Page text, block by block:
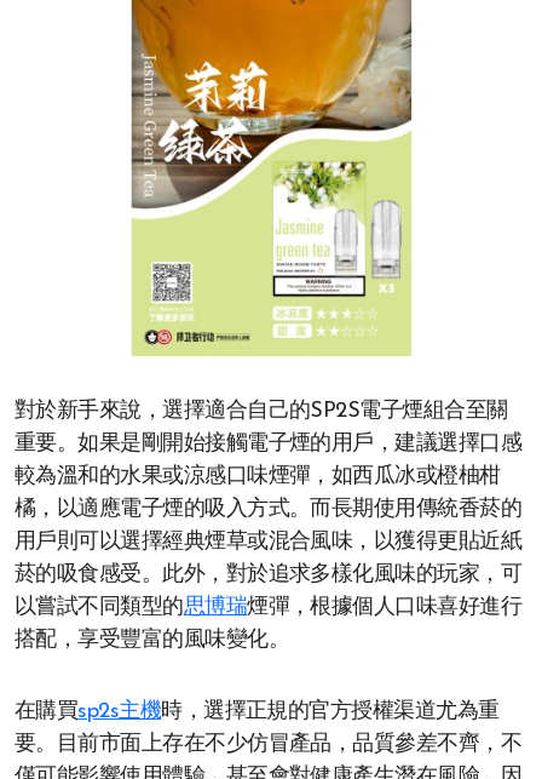
對於新手來說，選擇適合自己的SP2S電子煙組合至關
重要。如果是剛開始接觸電子煙的用戶，建議選擇口感
較為溫和的水果或涼感口味煙彈，如西瓜冰或橙柚柑
橘，以適應電子煙的吸入方式。而長期使用傳統香菸的
用戶則可以選擇經典煙草或混合風味，以獲得更貼近紙
菸的吸食感受。此外，對於追求多樣化風味的玩家，可
以嘗試不同類型的思博瑞煙彈，根據個人口味喜好進行
搭配，享受豐富的風味變化。
在購買sp2s主機時，選擇正規的官方授權渠道尤為重
要。目前市面上存在不少仿冒產品，品質參差不齊，不